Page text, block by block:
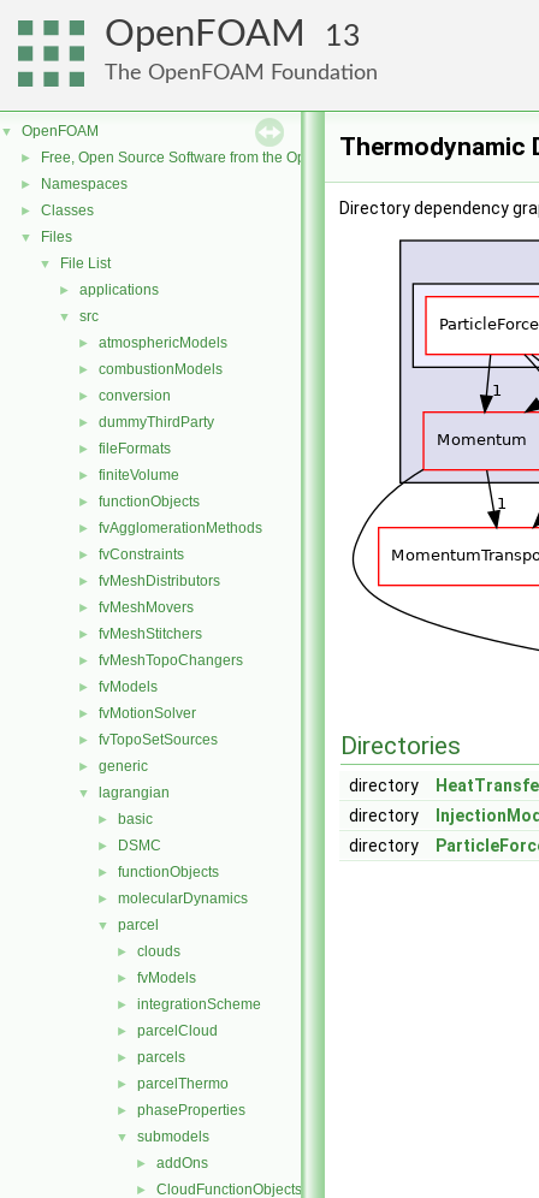
OpenFOAM 13
The OpenFOAM Foundation
▼ OpenFOAM
► Free, Open Source Software from the OpenFOAM Foundation
► Namespaces
► Classes
▼ Files
▼ File List
► applications
▼ src
► atmosphericModels
► combustionModels
► conversion
► dummyThirdParty
► fileFormats
► finiteVolume
► functionObjects
► fvAgglomerationMethods
► fvConstraints
► fvMeshDistributors
► fvMeshMovers
► fvMeshStitchers
► fvMeshTopoChangers
► fvModels
► fvMotionSolver
► fvTopoSetSources
► generic
▼ lagrangian
► basic
► DSMC
► functionObjects
► molecularDynamics
▼ parcel
► clouds
► fvModels
► integrationScheme
► parcelCloud
► parcels
► parcelThermo
► phaseProperties
▼ submodels
► addOns
► CloudFunctionObjects
Thermodynamic
Directory dependency
Directories
directory
directory
directory